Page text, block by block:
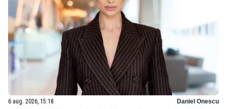
6 aug. 2026, 15:18 Daniel Onescu